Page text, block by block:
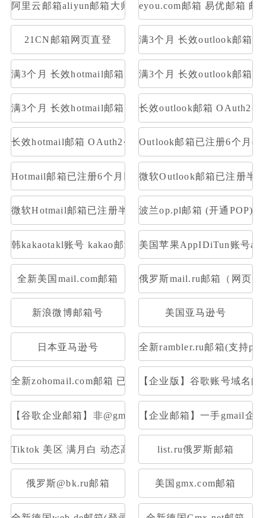
阿里云邮箱aliyun邮箱大师登录eyou.com邮箱 易优邮箱 邮
21CN邮箱网页直登 满3个月 长效outlook邮箱
满3个月 长效hotmail邮箱 网页号 账号格式英文人名数字
满3个月 长效outlook邮箱
满3个月 长效hotmail邮箱 OAuth2令牌号 支持imap
长效outlook邮箱 OAuth2令
长效hotmail邮箱 OAuth2令牌号 支持imap pop 量大优惠
Outlook邮箱已注册6个月(
Hotmail邮箱已注册6个月以上(带令牌号)【去令牌工具
微软Outlook邮箱已注册半
微软Hotmail邮箱已注册半年以上(带令牌号)【去令牌工
波兰op.pl邮箱 (开通POP)
韩kakaotakl账号 kakao邮箱名----duam邮箱名----登录
美国苹果AppIDiTun账号
全新美国mail.com邮箱 俄罗斯mail.ru邮箱（网页登
新浪微博邮箱号 美国亚马逊号
日本亚马逊号 全新rambler.ru邮箱(支持
全新zohomail.com邮箱 已开通Pop3 Imap【企业版】谷歌账号域名
【谷歌企业邮箱】非@gmail后置|一样的登录使用
【企业邮箱】一手gmail企
Tiktok 美区 满月白 动态高质量IP注册，高权重满月账号
list.ru俄罗斯邮箱
俄罗斯@bk.ru邮箱 美国gmx.com邮箱